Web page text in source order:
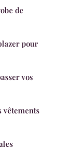
de
pour
vos
vêtements